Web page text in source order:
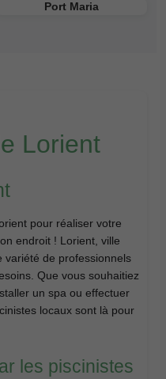
Port Maria
Lorient
pour réaliser votre
endroit ! Lorient, ville
variété de professionnels
Que vous souhaitiez
un spa ou effectuer
locaux sont là pour
les piscinistes